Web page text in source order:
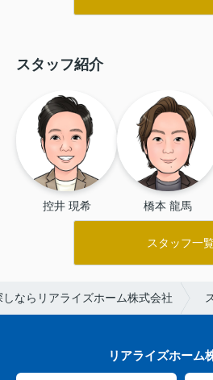
スタッフ紹介
控井 現希 橋本 龍馬
スタッフ一
ならリアライズホーム株式会社
リアライズホーム